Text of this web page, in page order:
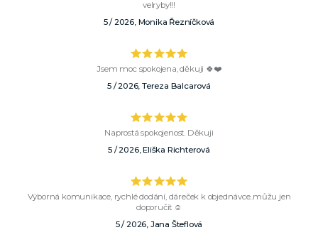
velryby!!!
5 / 2026, Monika Řezníčková
Jsem moc spokojena, děkuji 🍀❤️
5 / 2026, Tereza Balcarová
Naprostá spokojenost. Děkuji
5 / 2026, Eliška Richterová
Výborná komunikace, rychlé dodání, dáreček k objednávce..můžu jen
doporučit ☺️
5 / 2026, Jana Šteflová